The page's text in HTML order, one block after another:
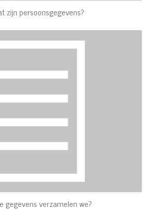
zijn persoonsgegevens?
gegevens verzamelen we?